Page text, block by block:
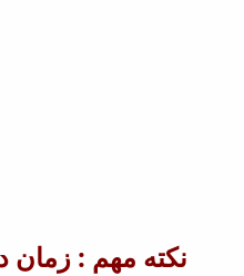
نکته مهم :